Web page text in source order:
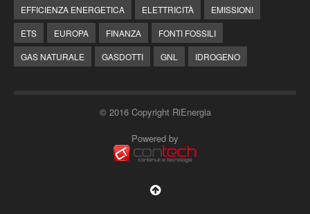
EFFICIENZA ENERGETICA
ELETTRICITÀ
EMISSIONI
ETS
EUROPA FINANZA
FONTI FOSSILI
GAS NATURALE
GASDOTTI GNL IDROGENO
© 2016 Copyright RiEnergia
Powered by